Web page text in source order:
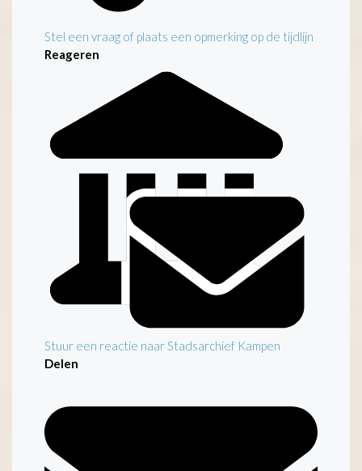
Inleiding
Stel een vraag of plaats een opmerking op de tijdlijn
Reageren
Stuur een reactie naar Stadsarchief Kampen
Delen